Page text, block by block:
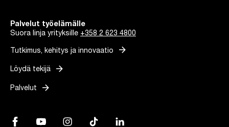
Palvelut työelämälle
Suora linja yrityksille +358 2 623 4800
Tutkimus, kehitys ja innovaatio arrow_forward
Löydä tekijä arrow_forward
Palvelut arrow_forward
Facebook, Linkki avautuu uuteen välilehteen
YouTube, Linkki avautuu uuteen välilehteen
Instagram, Linkki avautuu uuteen välilehteen
TikTok, Linkki avautuu uuteen välilehteen
LinkedIn, Linkki avautuu uuteen